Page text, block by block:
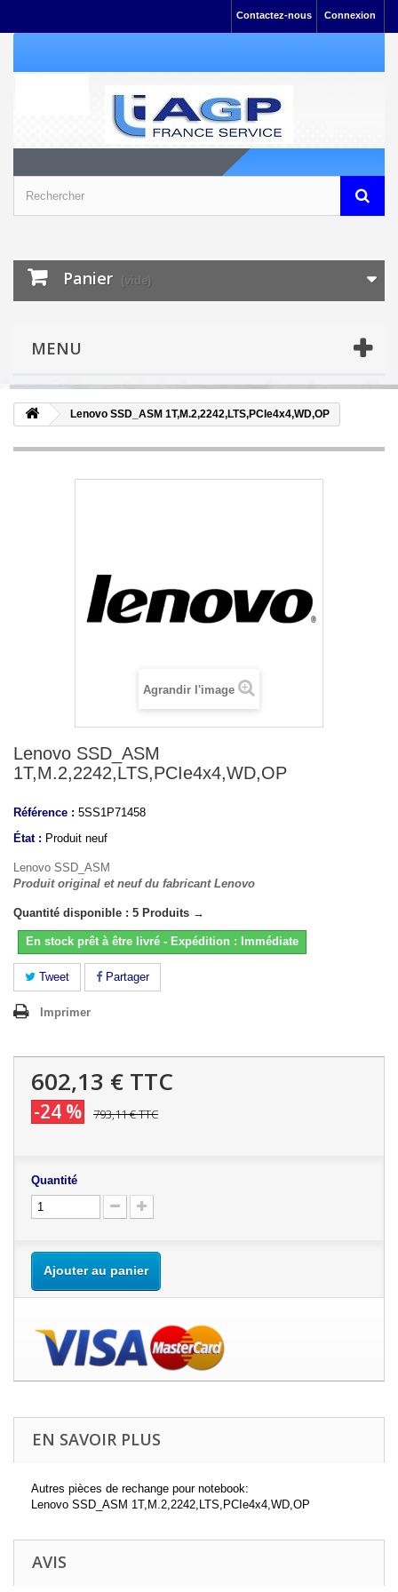
Connexion
Contactez-nous
Panier (vide)
MENU
Lenovo SSD_ASM 1T,M.2,2242,LTS,PCIe4x4,WD,OP
Agrandir l'image
Lenovo SSD_ASM
1T,M.2,2242,LTS,PCIe4x4,WD,OP
Référence : 5SS1P71458
État : Produit neuf
Lenovo SSD_ASM
Produit original et neuf du fabricant Lenovo
Quantité disponible : 5 Produits →
En stock prêt à être livré - Expédition : Immédiate
Tweet Partager
Imprimer
602,13 € TTC
-24 % 793,11 €TTC
Quantité
Ajouter au panier
EN SAVOIR PLUS
Autres pièces de rechange pour notebook:
Lenovo SSD_ASM 1T,M.2,2242,LTS,PCIe4x4,WD,OP
AVIS